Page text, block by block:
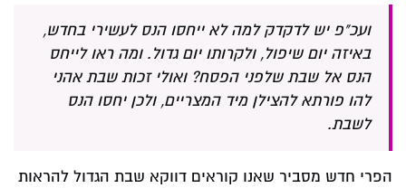
ועכ"פ יש לדקדק למה לא ייחסו הנס לעשירי בחדש,
באיזה יום שיפול, ולקרותו יום גדול. ומה ראו לייחס
הנס אל שבת שלפני הפסח? ואולי זכות שבת אהני
להו פורתא להצילן מיד המצריים, ולכן יחסו הנס
לשבת.
הפרי חדש מסביר שאנו קוראים דווקא שבת הגדול להראות